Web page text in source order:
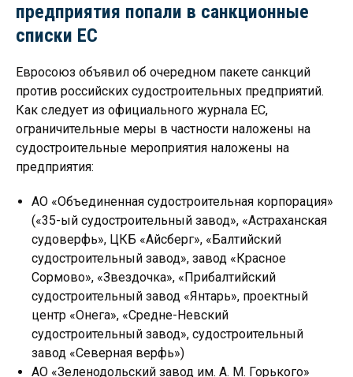
предприятия попали в санкционные
списки ЕС
Евросоюз объявил об очередном пакете санкций
против российских судостроительных предприятий.
Как следует из официального журнала ЕС,
ограничительные меры в частности наложены на
судостроительные мероприятия наложены на
предприятия:
АО «Объединенная судостроительная корпорация»
(«35-ый судостроительный завод», «Астраханская
судоверфь», ЦКБ «Айсберг», «Балтийский
судостроительный завод», завод «Красное
Сормово», «Звездочка», «Прибалтийский
судостроительный завод «Янтарь», проектный
центр «Онега», «Средне-Невский
судостроительный завод», судостроительный
завод «Северная верфь»)
АО «Зеленодольский завод им. А. М. Горького»